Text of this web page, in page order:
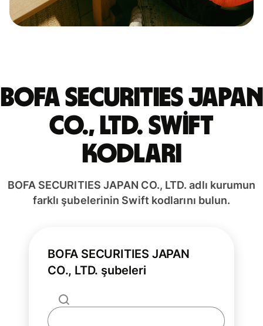
BOFA SECURITIES JAPAN
CO., LTD. Swift
kodları
BOFA SECURITIES JAPAN CO., LTD. adlı kurumun
farklı şubelerinin Swift kodlarını bulun.
BOFA SECURITIES JAPAN
CO., LTD. şubeleri